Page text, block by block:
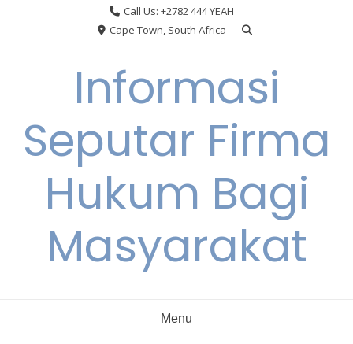
Call Us: +2782 444 YEAH
Cape Town, South Africa
Informasi
Seputar Firma
Hukum Bagi
Masyarakat
Menu